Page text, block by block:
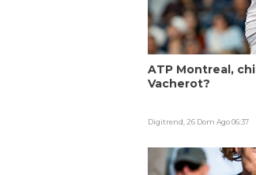
ATP Montreal,
Vacherot?
Digitrend, 26 Dom Ago 06:37